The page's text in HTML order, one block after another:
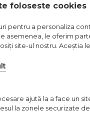
VOPSEA DE
foloseste cookies
pentru a personaliza
asemenea, le oferim
site-ul nostru. Aceștia
ajută la a face un
la zonele securizate